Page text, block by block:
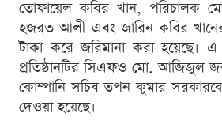
তোফায়েল কবির খান, পরিচালক
হজরত আলী এবং জারিন কবির
টাকা করে জরিমানা করা হয়েছে।
প্রতিষ্ঠানটির সিএফও মো. আজিজুল
কোম্পানি সচিব তপন কুমার
দেওয়া হয়েছে।